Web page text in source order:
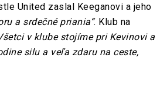
United zaslal Keeganovi a jeho
a srdečné priania“. Klub na
v klube stojíme pri Kevinovi a
silu a veľa zdaru na ceste,